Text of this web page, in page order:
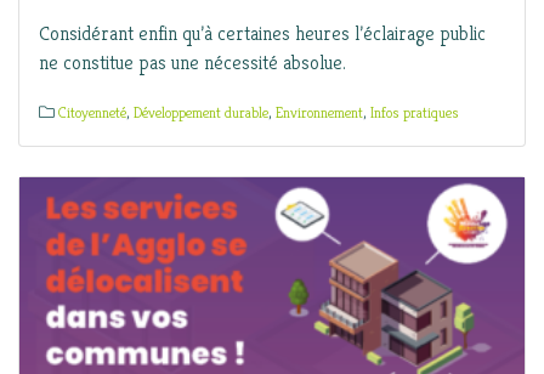
Considérant enfin qu’à certaines heures l’éclairage public
ne constitue pas une nécessité absolue.
Citoyenneté, Développement durable, Environnement, Infos pratiques